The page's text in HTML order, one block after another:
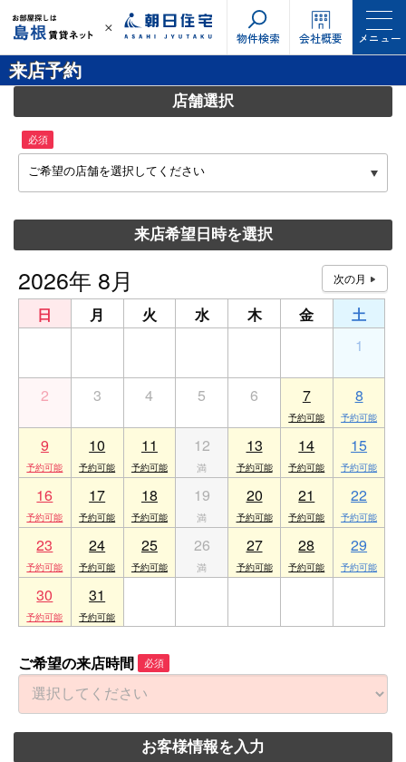
物件検索 会社概要 メニュー
来店予約
店舗選択
必須
ご希望の店舗を選択してください
来店希望日時を選択
2026年 8月
日 月 火 水 木 金
土
1
2 3 4 5 6 7 8
9 10 11 12 13 14 15
16 17 18 19 20 21 22
23 24 25 26 27 28 29
30 31
ご希望の来店時間 必須
お客様情報を入力